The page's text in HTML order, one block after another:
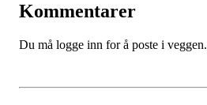
Kommentarer
Du må logge inn for å poste i veggen.